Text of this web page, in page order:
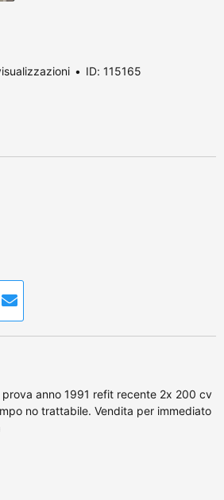
ID: 115165
anno 1991 refit recente 2x 200 cv
no trattabile. Vendita per immediato